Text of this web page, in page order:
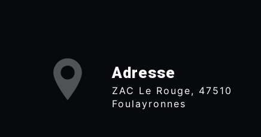
Adresse
ZAC Le Rouge, 47510
Foulayronnes